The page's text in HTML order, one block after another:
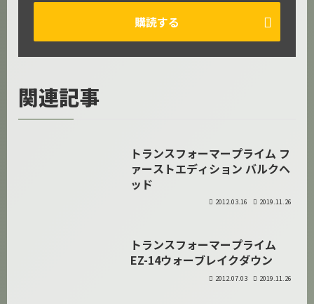
購読する
関連記事
トランスフォーマープライム フ
ァーストエディション バルクヘ
ッド
2012.03.16 2019.11.26
トランスフォーマープライム
EZ-14ウォーブレイクダウン
2012.07.03 2019.11.26